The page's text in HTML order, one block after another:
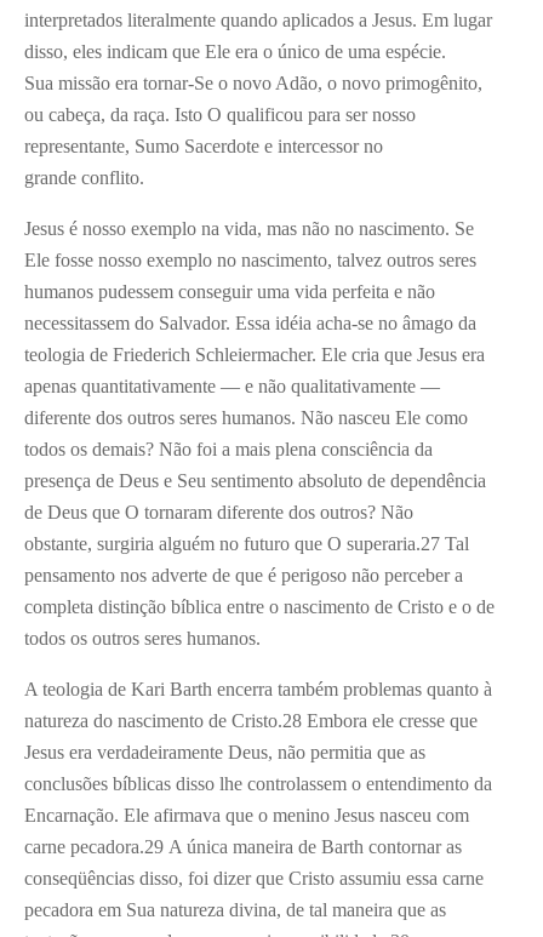
interpretados literalmente quando aplicados a Jesus. Em lugar
disso, eles indicam que Ele era o único de uma espécie.
Sua missão era tornar-Se o novo Adão, o novo primogênito,
ou cabeça, da raça. Isto O qualificou para ser nosso
representante, Sumo Sacerdote e intercessor no
grande conflito.
Jesus é nosso exemplo na vida, mas não no nascimento. Se
Ele fosse nosso exemplo no nascimento, talvez outros seres
humanos pudessem conseguir uma vida perfeita e não
necessitassem do Salvador. Essa idéia acha-se no âmago da
teologia de Friederich Schleiermacher. Ele cria que Jesus era
apenas quantitativamente — e não qualitativamente —
diferente dos outros seres humanos. Não nasceu Ele como
todos os demais? Não foi a mais plena consciência da
presença de Deus e Seu sentimento absoluto de dependência
de Deus que O tornaram diferente dos outros? Não
obstante, surgiria alguém no futuro que O superaria.27 Tal
pensamento nos adverte de que é perigoso não perceber a
completa distinção bíblica entre o nascimento de Cristo e o de
todos os outros seres humanos.
A teologia de Kari Barth encerra também problemas quanto à
natureza do nascimento de Cristo.28 Embora ele cresse que
Jesus era verdadeiramente Deus, não permitia que as
conclusões bíblicas disso lhe controlassem o entendimento da
Encarnação. Ele afirmava que o menino Jesus nasceu com
carne pecadora.29 A única maneira de Barth contornar as
conseqüências disso, foi dizer que Cristo assumiu essa carne
pecadora em Sua natureza divina, de tal maneira que as